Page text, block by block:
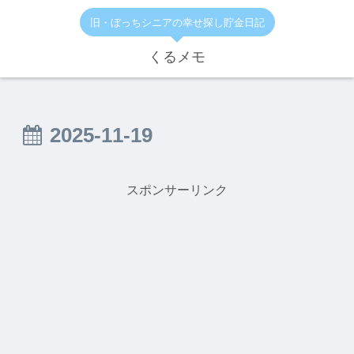
旧・ぼっちシニアの幸せ探し貯金日記
くるメモ
2025-11-19
スポンサーリンク